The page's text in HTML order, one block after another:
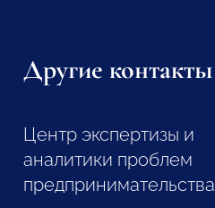
Другие контакты
Центр экспертизы и
аналитики проблем
предпринимательства